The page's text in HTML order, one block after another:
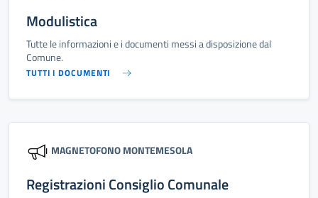
Modulistica
Tutte le informazioni e i documenti messi a disposizione dal
Comune.
TUTTI I DOCUMENTI
MAGNETOFONO MONTEMESOLA
Registrazioni Consiglio Comunale